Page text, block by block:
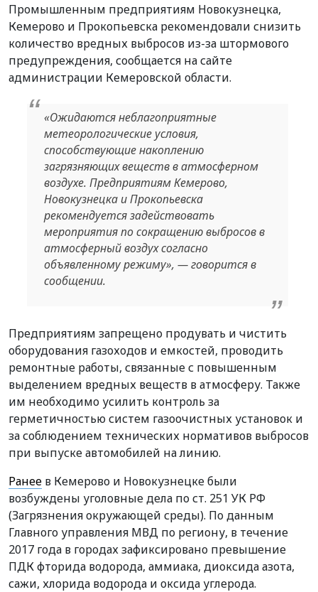
Промышленным предприятиям Новокузнецка,
Кемерово и Прокопьевска рекомендовали снизить
количество вредных выбросов из-за штормового
предупреждения, сообщается на сайте
администрации Кемеровской области.
«Ожидаются неблагоприятные
метеорологические условия,
способствующие накоплению
загрязняющих веществ в атмосферном
воздухе. Предприятиям Кемерово,
Новокузнецка и Прокопьевска
рекомендуется задействовать
мероприятия по сокращению выбросов в
атмосферный воздух согласно
объявленному режиму», — говорится в
сообщении.
Предприятиям запрещено продувать и чистить
оборудования газоходов и емкостей, проводить
ремонтные работы, связанные с повышенным
выделением вредных веществ в атмосферу. Также
им необходимо усилить контроль за
герметичностью систем газоочистных установок и
за соблюдением технических нормативов выбросов
при выпуске автомобилей на линию.
Ранее в Кемерово и Новокузнецке были
возбуждены уголовные дела по ст. 251 УК РФ
(Загрязнения окружающей среды). По данным
Главного управления МВД по региону, в течение
2017 года в городах зафиксировано превышение
ПДК фторида водорода, аммиака, диоксида азота,
сажи, хлорида водорода и оксида углерода.